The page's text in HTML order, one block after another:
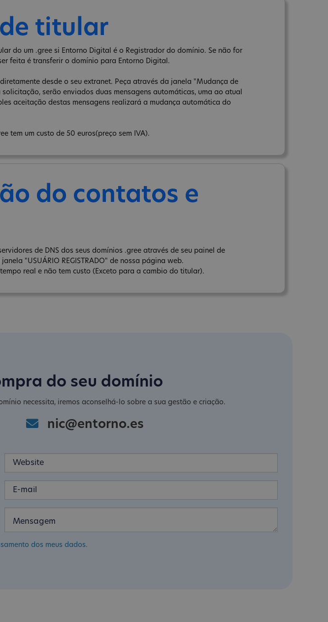
titular
do um .gree si Entorno Digital é o Registrador do domínio. Se não for
feita é transferir o domínio para Entorno Digital.
desde o seu extranet. Peça através da janela "Mudança de
serão enviados duas mensagens automáticas, uma ao atual
aceitação destas mensagens realizará a mudança automática do
tem um custo de 50 euros(preço sem IVA).
do contatos e
de DNS dos seus domínios .gree através de seu painel de
"USUÁRIO REGISTRADO" de nossa página web.
real e não tem custo (Exceto para a cambio do titular).
do seu domínio
necessita, iremos aconselhá-lo sobre a sua gestão e criação.
nic@entorno.es
dos meus dados.